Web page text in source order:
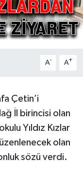
A- A+
Çetin’i
İl birincisi olan
Yıldız Kızlar
olan
sözü verdi.